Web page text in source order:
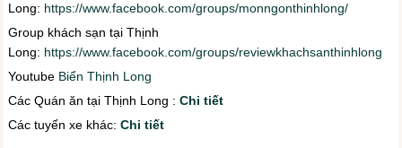
Long: https://www.facebook.com/groups/monngonthinhlong/
Group khách sạn tại Thịnh
Long: https://www.facebook.com/groups/reviewkhachsanthinhlong
Youtube Biển Thịnh Long
Các Quán ăn tại Thịnh Long : Chi tiết
Các tuyến xe khác: Chi tiết